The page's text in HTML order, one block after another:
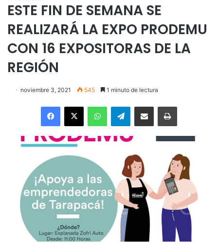
ESTE FIN DE SEMANA SE
REALIZARÁ LA EXPO PRODEMU
CON 16 EXPOSITORAS DE LA
REGIÓN
noviembre 3, 2021 545 1 minuto de lectura
Facebook
X WhatsAppTelegramEnviar vía email Imprimir